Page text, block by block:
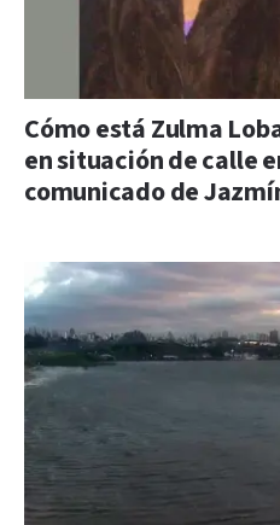
Cómo está Zulma
en situación de calle
comunicado de